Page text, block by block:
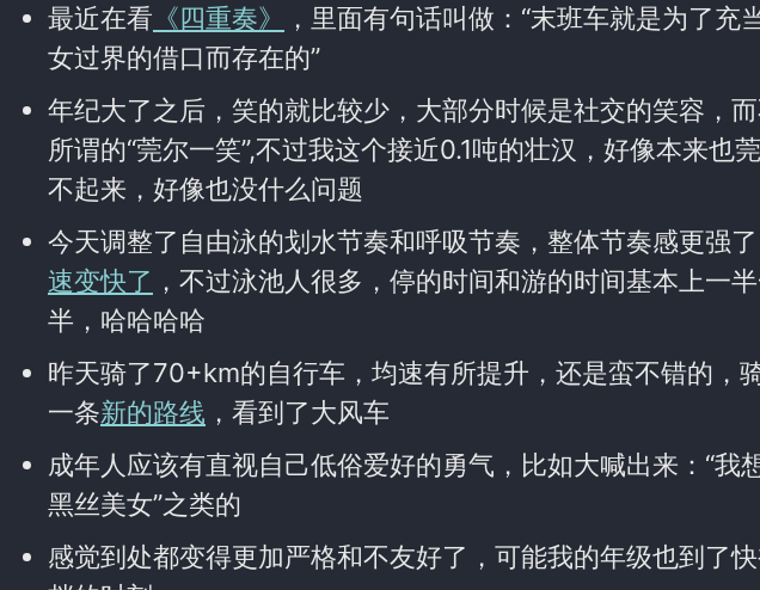
最近在看 《四重奏》
，里面有句话叫做：“末班车就是为了充
女过界的借口而存在的”
年纪大了之后，笑的就比较少，大部分时候是社交的笑容，
所谓的“莞尔一笑”,不过我这个接近0.1吨的壮汉，好像本来也
不起来，好像也没什么问题
今天调整了自由泳的划水节奏和呼吸节奏，整体节奏感更强了
速变快了 ，不过泳池人很多，停的时间和游的时间基本上一
半，哈哈哈哈
昨天骑了70+km的自行车，均速有所提升，还是蛮不错的，
一条新的路线 ，看到了大风车
成年人应该有直视自己低俗爱好的勇气，比如大喊出来：“我
黑丝美女”之类的
感觉到处都变得更加严格和不友好了，可能我的年级也到了